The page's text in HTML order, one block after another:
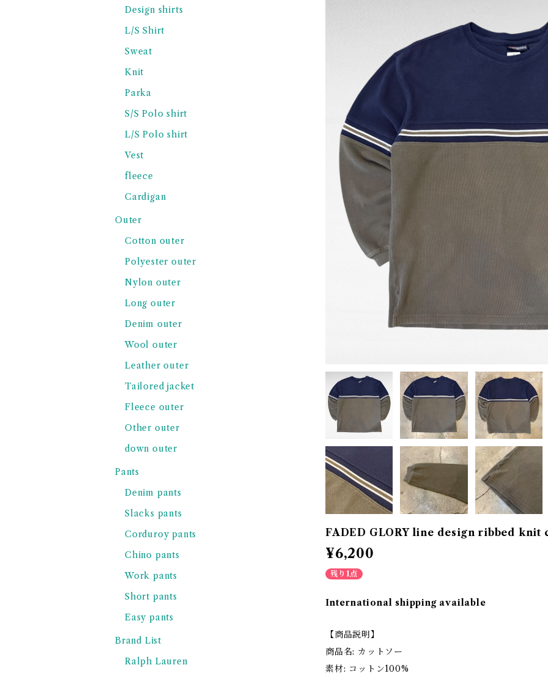
FADED GLORY line design ribbed knit
¥6,200
残り1点
International shipping available
【商品説明】
商品名: カットソー
素材: コットン100%
Design shirts
L/S Shirt
Sweat
Knit
Parka
S/S Polo shirt
L/S Polo shirt
Vest
fleece
Cardigan
Outer
Cotton outer
Polyester outer
Nylon outer
Long outer
Denim outer
Wool outer
Leather outer
Tailored jacket
Fleece outer
Other outer
down outer
Pants
Denim pants
Slacks pants
Corduroy pants
Chino pants
Work pants
Short pants
Easy pants
Brand List
Ralph Lauren